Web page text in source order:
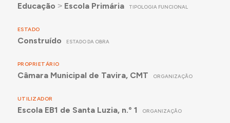
Educação ˃ Escola Primária TIPOLOGIA FUNCIONAL
ESTADO
Construído ESTADO DA OBRA
PROPRIETÁRIO
Câmara Municipal de Tavira, CMT ORGANIZAÇÃO
UTILIZADOR
Escola EB1 de Santa Luzia, n.º 1 ORGANIZAÇÃO